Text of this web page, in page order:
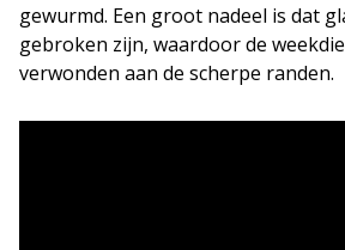
gewurmd. Een groot nadeel is dat
gebroken zijn, waardoor de
verwonden aan de scherpe randen.